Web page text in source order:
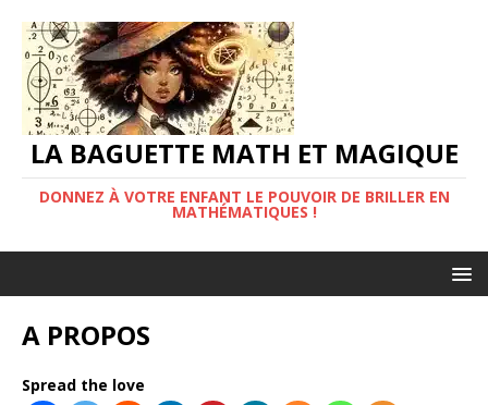
LA BAGUETTE MATH ET MAGIQUE
DONNEZ À VOTRE ENFANT LE POUVOIR DE BRILLER EN
MATHÉMATIQUES !
A PROPOS
Spread the love